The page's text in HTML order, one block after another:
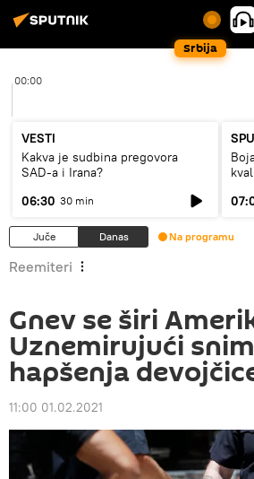
Srbija
00:00
VESTI
Kakva je sudbina pregovora
SAD-a i Irana?
06:30 30 min
Juče Danas Na programu
Reemiteri
Gnev se širi
Uznemirujući
hapšenja
11:00 01.02.2021